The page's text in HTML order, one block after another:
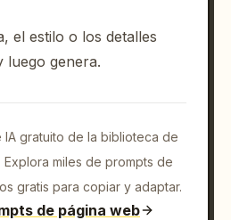
el estilo o los detalles
luego genera.
IA gratuito de la biblioteca de
miles de prompts de
gratis para copiar y adaptar.
de página web